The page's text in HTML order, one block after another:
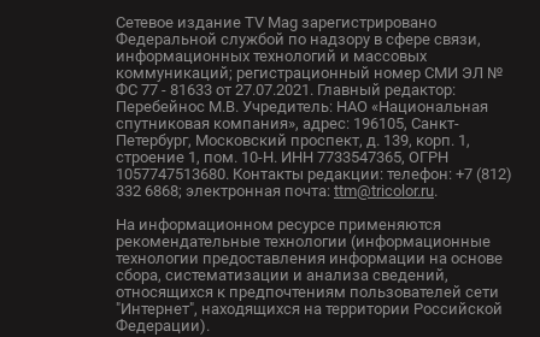
Сетевое издание TV Mag зарегистрировано
Федеральной службой по надзору в сфере связи,
информационных технологий и массовых
коммуникаций; регистрационный номер СМИ ЭЛ №
ФС 77 - 81633 от 27.07.2021. Главный редактор:
Перебейнос М.В. Учредитель: НАО «Национальная
спутниковая компания», адрес: 196105, Санкт-
Петербург, Московский проспект, д. 139, корп. 1,
строение 1, пом. 10-Н. ИНН 7733547365, ОГРН
1057747513680. Контакты редакции: телефон: +7 (812)
332 6868; электронная почта: ttm@tricolor.ru.
На информационном ресурсе применяются
рекомендательные технологии (информационные
технологии предоставления информации на основе
сбора, систематизации и анализа сведений,
относящихся к предпочтениям пользователей сети
"Интернет", находящихся на территории Российской
Федерации).